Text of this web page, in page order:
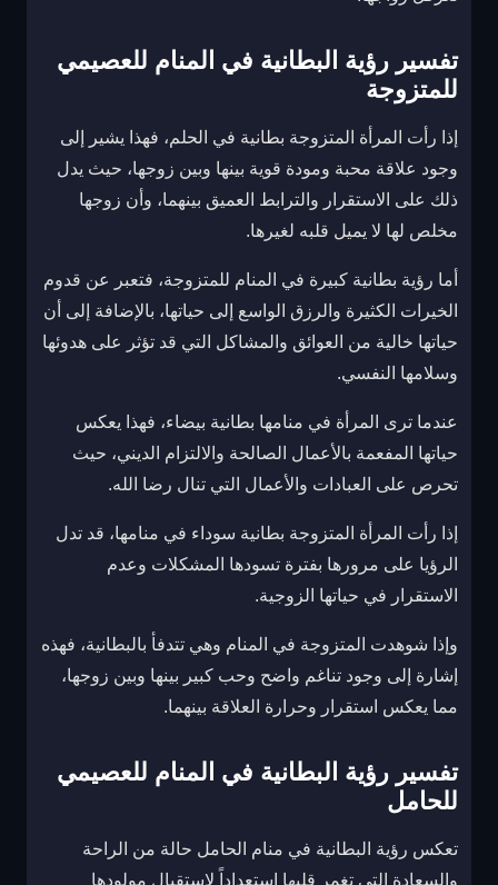
تفسير رؤية البطانية في المنام للعصيمي
للمتزوجة
إذا رأت المرأة المتزوجة بطانية في الحلم، فهذا يشير إلى
وجود علاقة محبة ومودة قوية بينها وبين زوجها، حيث يدل
ذلك على الاستقرار والترابط العميق بينهما، وأن زوجها
مخلص لها لا يميل قلبه لغيرها.
أما رؤية بطانية كبيرة في المنام للمتزوجة، فتعبر عن قدوم
الخيرات الكثيرة والرزق الواسع إلى حياتها، بالإضافة إلى أن
حياتها خالية من العوائق والمشاكل التي قد تؤثر على هدوئها
وسلامها النفسي.
عندما ترى المرأة في منامها بطانية بيضاء، فهذا يعكس
حياتها المفعمة بالأعمال الصالحة والالتزام الديني، حيث
تحرص على العبادات والأعمال التي تنال رضا الله.
إذا رأت المرأة المتزوجة بطانية سوداء في منامها، قد تدل
الرؤيا على مرورها بفترة تسودها المشكلات وعدم
الاستقرار في حياتها الزوجية.
وإذا شوهدت المتزوجة في المنام وهي تتدفأ بالبطانية، فهذه
إشارة إلى وجود تناغم واضح وحب كبير بينها وبين زوجها،
مما يعكس استقرار وحرارة العلاقة بينهما.
تفسير رؤية البطانية في المنام للعصيمي
للحامل
تعكس رؤية البطانية في منام الحامل حالة من الراحة
والسعادة التي تغمر قلبها استعداداً لاستقبال مولودها